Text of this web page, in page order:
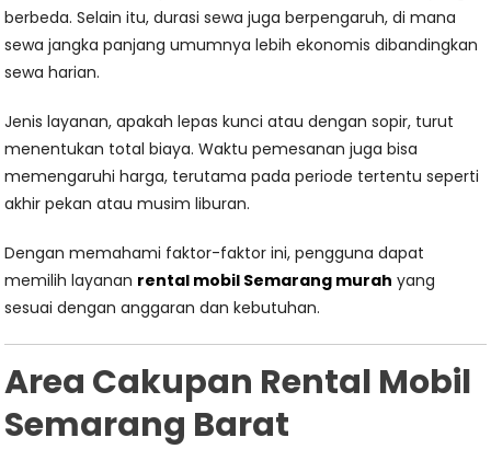
berbeda. Selain itu, durasi sewa juga berpengaruh, di mana
sewa jangka panjang umumnya lebih ekonomis dibandingkan
sewa harian.
Jenis layanan, apakah lepas kunci atau dengan sopir, turut
menentukan total biaya. Waktu pemesanan juga bisa
memengaruhi harga, terutama pada periode tertentu seperti
akhir pekan atau musim liburan.
Dengan memahami faktor-faktor ini, pengguna dapat
memilih layanan rental mobil Semarang murah yang
sesuai dengan anggaran dan kebutuhan.
Area Cakupan Rental Mobil
Semarang Barat